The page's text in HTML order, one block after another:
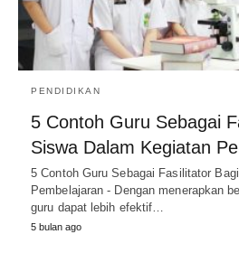
PENDIDIKAN
5 Contoh Guru Sebagai
Siswa Dalam Kegiatan
5 Contoh Guru Sebagai Fasilitator
Pembelajaran - Dengan menerapkan
guru dapat lebih efektif…
5 bulan ago